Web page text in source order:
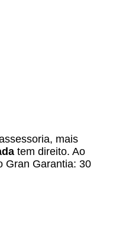
mais
tem direito. Ao
Gran Garantia: 30